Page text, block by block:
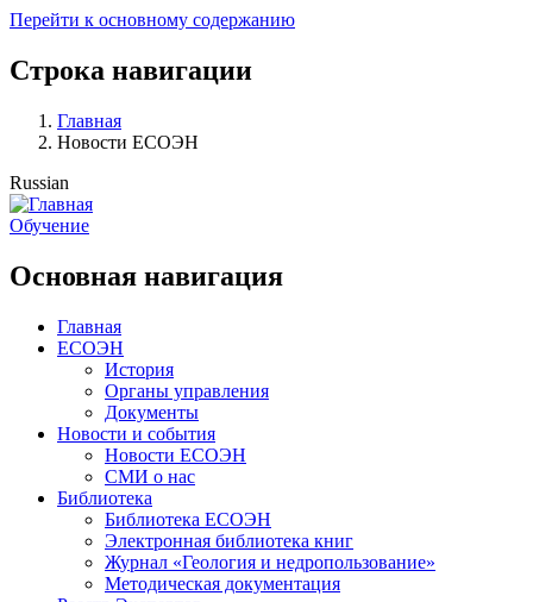
Перейти к основному содержанию
Строка навигации
Главная
Новости ЕСОЭН
Russian
Обучение
Основная навигация
Главная
ЕСОЭН
История
Органы управления
Документы
Новости и события
Новости ЕСОЭН
СМИ о нас
Библиотека
Библиотека ЕСОЭН
Электронная библиотека книг
Журнал «Геология и недропользование»
Методическая документация